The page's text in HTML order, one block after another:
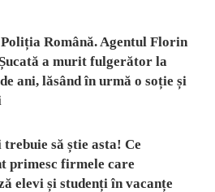
Română. Agentul Florin
a murit fulgerător la
ani, lăsând în urmă o soție și
trebuie să știe asta! Ce
primesc firmele care
elevi și studenți în vacanțe